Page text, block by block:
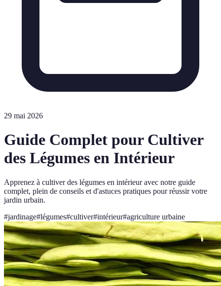
29 mai 2026
Guide Complet pour Cultiver
des Légumes en Intérieur
Apprenez à cultiver des légumes en intérieur avec notre guide
complet, plein de conseils et d'astuces pratiques pour réussir votre
jardin urbain.
#jardinage#légumes#cultiver#intérieur#agriculture urbaine